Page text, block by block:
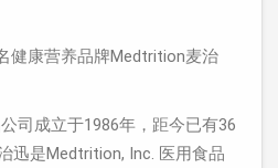
健康营养品牌Medtrition麦治
司成立于1986年，距今已有36
迅是Medtrition, Inc. 医用食品